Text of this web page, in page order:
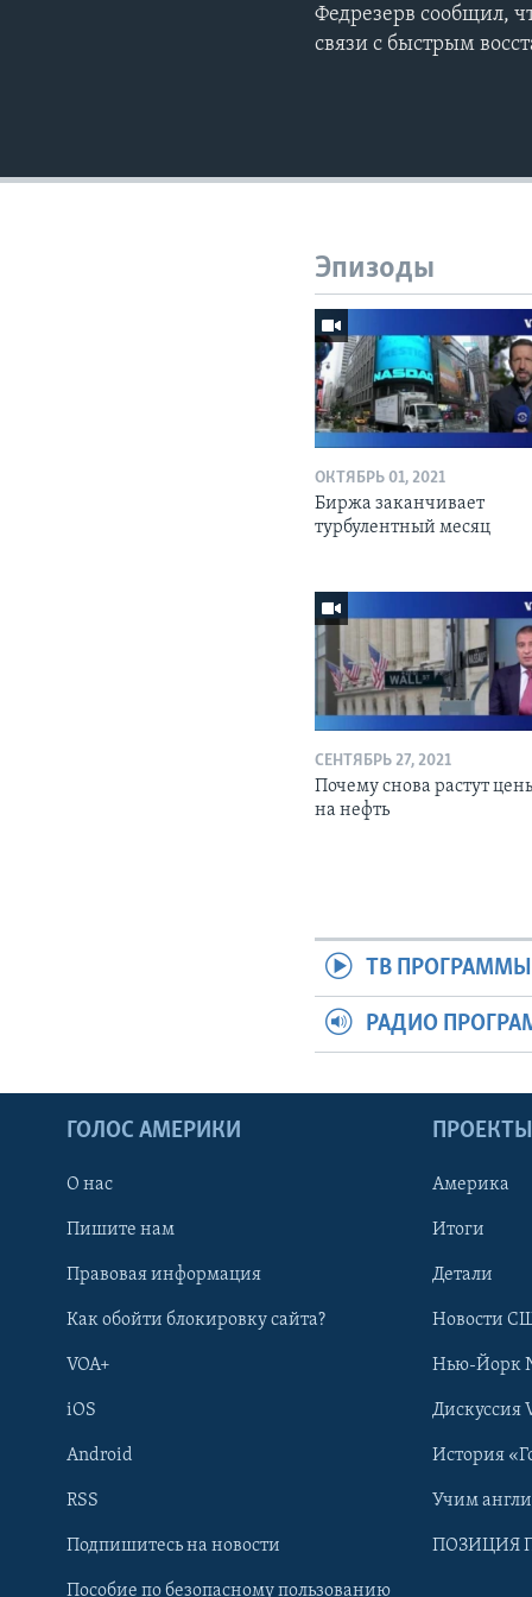
Learning English
Федрезерв сообщил,
связи с быстрым
Эпизоды
ОКТЯБРЬ 01, 2021
Биржа заканчивает
турбулентный месяц
СЕНТЯБРЬ 27, 2021
Почему снова растут
на нефть
ТВ ПРОГРАММЫ
РАДИО
ГОЛОС АМЕРИКИ
О нас
Пишите нам
Правовая информация
Как обойти блокировку сайта?
VOA+
iOS
Android
RSS
Подпишитесь на новости
Пособие по безопасному пользованию
ПРОЕКТЫ
Америка
Итоги
Детали
Новости
Нью-Йорк
Дискуссия
История
Учим
ПОЗИЦИЯ